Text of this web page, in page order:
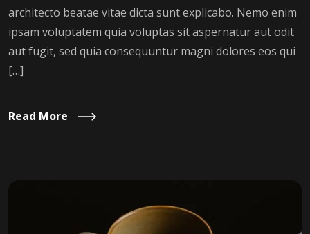
architecto beatae vitae dicta sunt explicabo. Nemo enim
ipsam voluptatem quia voluptas sit aspernatur aut odit
aut fugit, sed quia consequuntur magni dolores eos qui
[…]
Read More